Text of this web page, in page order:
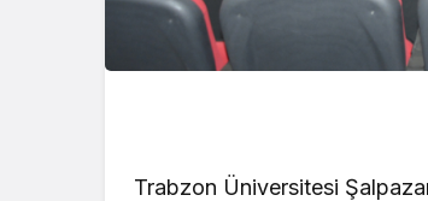
Trabzon Üniversitesi